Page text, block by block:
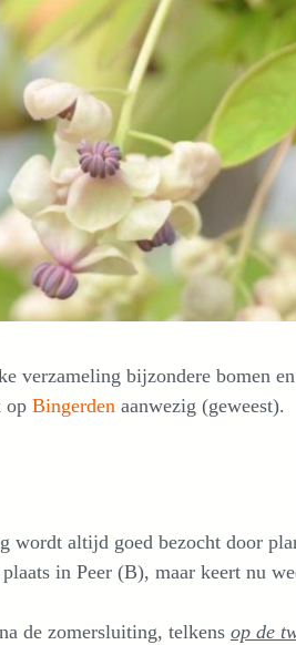
verzameling bijzondere bomen
op Bingerden aanwezig (geweest).
wordt altijd goed bezocht door
in Peer (B), maar keert nu
de zomersluiting, telkens op de